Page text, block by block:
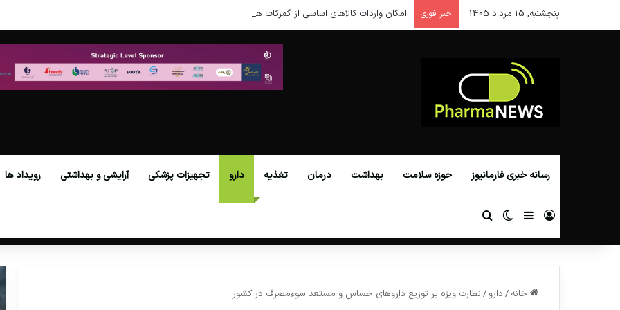
پنجشنبه, 15 مرداد 1405 خبر فوری امکان واردات کالاهای اساسی از گمرکات همه استان‌ها فراهم شد.
رسانه خبری فارمانیوز حوزه سلامت بهداشت درمان تغذیه دارو تجهیزات پزشکی آرایشی و بهداشتی رویداد ها
ورود سایدبارتغییر پوسته
خانه / دارو / نظارت ویژه بر توزیع داروهای حساس و مستعد سوءمصرف در کشور